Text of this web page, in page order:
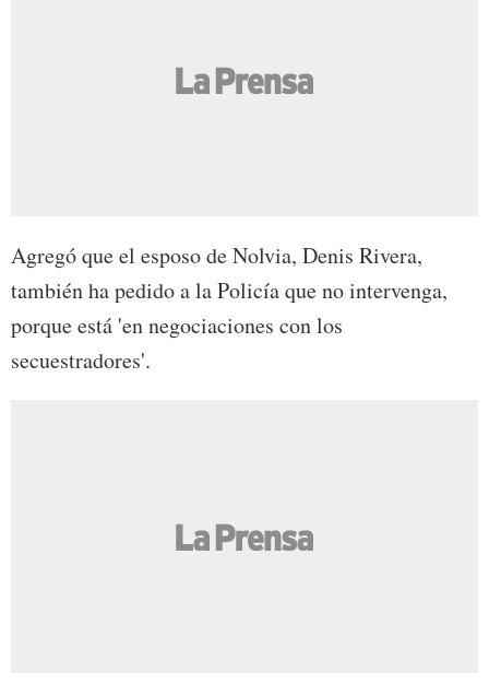
Agregó que el esposo de Nolvia, Denis Rivera,
también ha pedido a la Policía que no intervenga,
porque está 'en negociaciones con los
secuestradores'.